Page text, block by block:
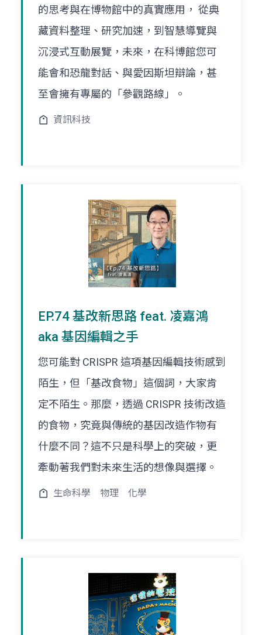
的思考與在博物館中的真實應用， 從典
藏資料整理、研究加速，到智慧導覽與
沉浸式互動展覽，未來，在科博館您可
能會和恐龍對話、與愛因斯坦辯論，甚
至會擁有專屬的「參觀路線」。
資訊科技
EP.74 基改新思路 feat. 凌嘉鴻
aka 基因編輯之手
您可能對 CRISPR 這項基因編輯技術感到
陌生，但「基改食物」這個詞，大家肯
定不陌生。那麼，透過 CRISPR 技術改造
的食物，究竟與傳統的基因改造作物有
什麼不同？這不只是科學上的突破，更
牽動著我們對未來生活的想像與選擇。
生命科學 物理 化學